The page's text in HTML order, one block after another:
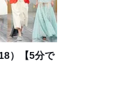
）【5分で